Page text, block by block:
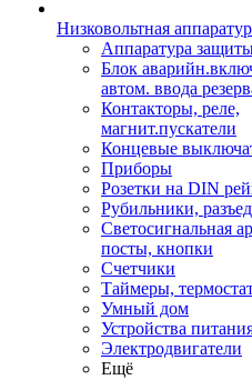
Низковольтная
Аппаратура
Блок
автом. ввода
Контакторы, реле,
магнит.пускатели
Концевые
Приборы
Розетки на DIN
Рубильники,
Светосигнальная
посты, кнопки
Счетчики
Таймеры,
Умный дом
Устройства
Электродвигатели
Ещё